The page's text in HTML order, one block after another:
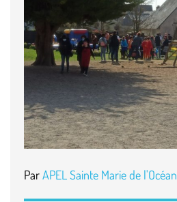
ParAPEL Sainte Marie de l'Océan